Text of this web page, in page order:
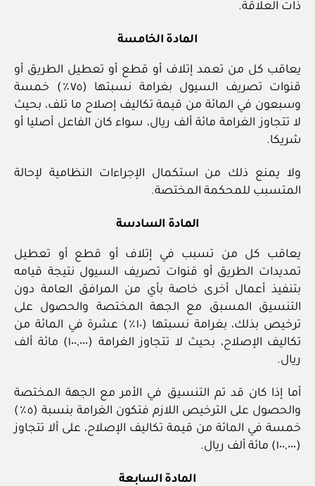
ذات العلاقة.
المادة الخامسة
يعاقب كل من تعمد إتلاف أو قطع أو تعطيل الطريق أو
قنوات تصريف السيول بغرامة نسبتها (٧٥٪) خمسة
وسبعون في المائة من قيمة تكاليف إصلاح ما تلف، بحيث
لا تتجاوز الغرامة مائة ألف ريال، سواء كان الفاعل أصليا أو
شريكا.
ولا يمنع ذلك من استكمال الإجراءات النظامية لإحالة
المتسبب للمحكمة المختصة.
المادة السادسة
يعاقب كل من تسبب في إتلاف أو قطع أو تعطيل
تمديدات الطريق أو قنوات تصريف السيول نتيجة قيامه
بتنفيذ أعمال أخرى خاصة بأي من المرافق العامة دون
التنسيق المسبق مع الجهة المختصة والحصول على
ترخيص بذلك، بغرامة نسبتها (١٠٪) عشرة في المائة من
تكاليف الإصلاح، بحيث لا تتجاوز الغرامة (١٠٠,٠٠٠) مائة ألف
ريال.
أما إذا كان قد تم التنسيق في الأمر مع الجهة المختصة
والحصول على الترخيص اللازم فتكون الغرامة بنسبة (٥٪)
خمسة في المائة من قيمة تكاليف الإصلاح، على ألا تتجاوز
(١٠٠,٠٠٠) مائة ألف ريال.
المادة السابعة